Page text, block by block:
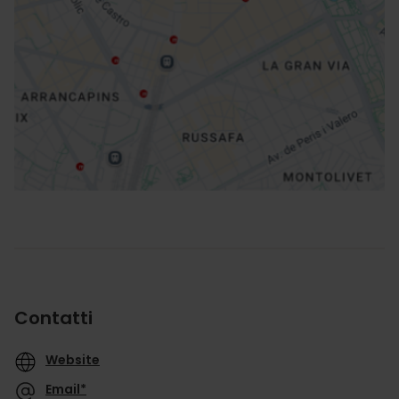
Indicazioni
Contatti
Website
Email*